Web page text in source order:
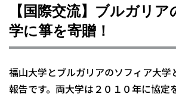
【国際交流】ブルガリ
学に箏を寄贈！
福山大学とブルガリアのソフィア大学
報告です。両大学は２０１０年に協定